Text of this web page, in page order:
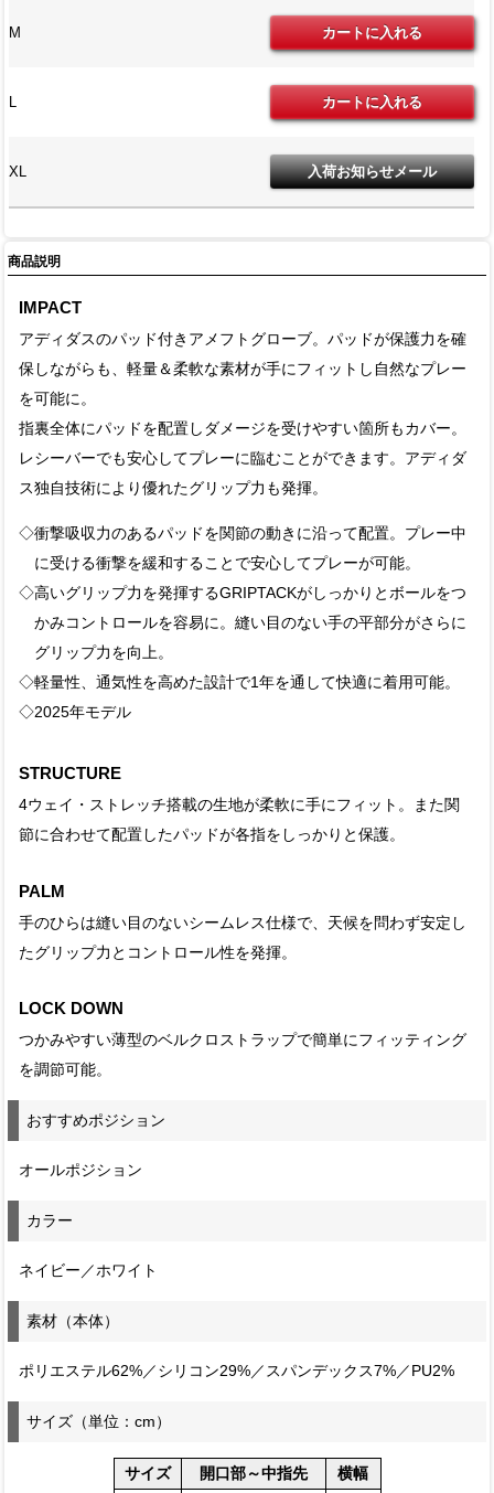
M
L
XL
商品説明
IMPACT
アディダスのパッド付きアメフトグローブ。パッドが保護力を確
保しながらも、軽量＆柔軟な素材が手にフィットし自然なプレー
を可能に。
指裏全体にパッドを配置しダメージを受けやすい箇所もカバー。
レシーバーでも安心してプレーに臨むことができます。アディダ
ス独自技術により優れたグリップ力も発揮。
◇衝撃吸収力のあるパッドを関節の動きに沿って配置。プレー中
に受ける衝撃を緩和することで安心してプレーが可能。
◇高いグリップ力を発揮するGRIPTACKがしっかりとボールをつ
かみコントロールを容易に。縫い目のない手の平部分がさらに
グリップ力を向上。
◇軽量性、通気性を高めた設計で1年を通して快適に着用可能。
◇2025年モデル
STRUCTURE
4ウェイ・ストレッチ搭載の生地が柔軟に手にフィット。また関
節に合わせて配置したパッドが各指をしっかりと保護。
PALM
手のひらは縫い目のないシームレス仕様で、天候を問わず安定し
たグリップ力とコントロール性を発揮。
LOCK DOWN
つかみやすい薄型のベルクロストラップで簡単にフィッティング
を調節可能。
おすすめポジション
オールポジション
カラー
ネイビー／ホワイト
素材（本体）
ポリエステル62%／シリコン29%／スパンデックス7%／PU2%
サイズ（単位：cm）
サイズ 開口部～中指先
横幅